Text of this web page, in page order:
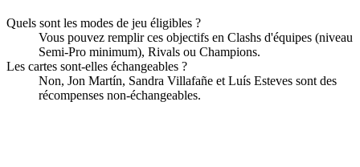
Quels sont les modes de jeu éligibles ?
Vous pouvez remplir ces objectifs en Clashs d'équipes (niveau
Semi-Pro minimum), Rivals ou Champions.
Les cartes sont-elles échangeables ?
Non, Jon Martín, Sandra Villafañe et Luís Esteves sont des
récompenses non-échangeables.